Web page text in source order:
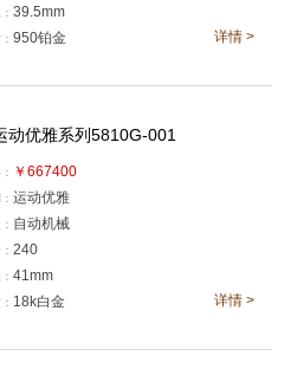
色与橘色的观感的色彩极具辨
彩之一。
39.5mm
950铂金 详情 >
动优雅系列5810G-001
￥667400
运动优雅
自动机械
240
41mm
18k白金 详情 >